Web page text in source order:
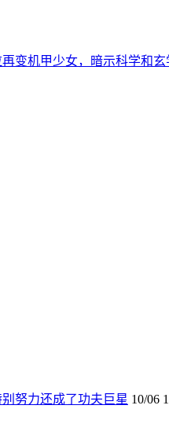
变机甲少女，暗示科学和
努力还成了功夫巨星 10/06